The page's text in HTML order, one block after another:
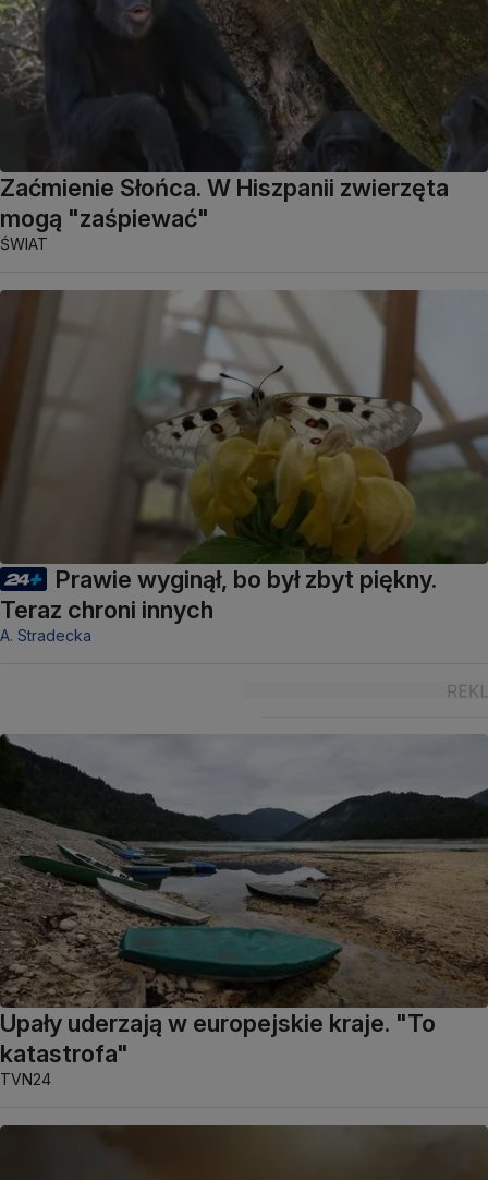
Zaćmienie Słońca. W Hiszpanii zwierzęta
mogą "zaśpiewać"
ŚWIAT
Prawie wyginął, bo był zbyt piękny.
Teraz chroni innych
A. Stradecka
Upały uderzają w europejskie kraje. "To
katastrofa"
TVN24